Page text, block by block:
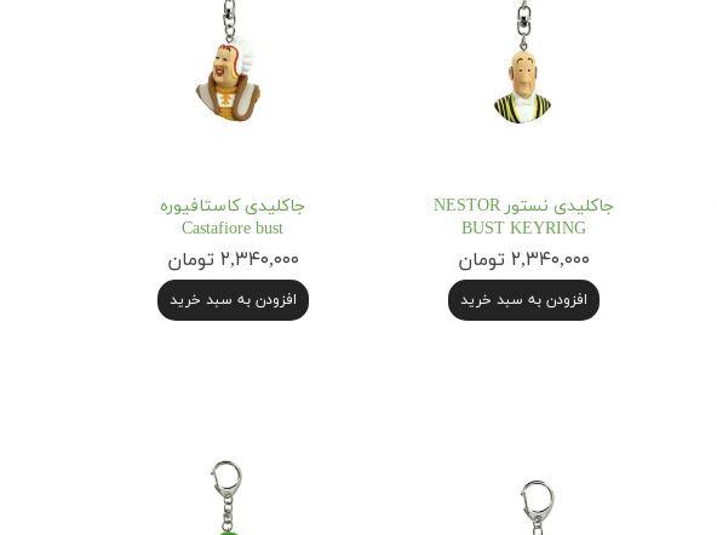
جاکلیدی نستور NESTOR
BUST KEYRING
۲,۳۴۰,۰۰۰ تومان
افزودن به سبد خرید
جاکلیدی کاستافیوره
Castafiore bust
۲,۳۴۰,۰۰۰ تومان
افزودن به سبد خرید